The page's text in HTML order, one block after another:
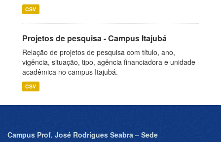
CSV
Projetos de pesquisa - Campus Itajubá
Relação de projetos de pesquisa com título, ano,
vigência, situação, tipo, agência financiadora e unidade
acadêmica no campus Itajubá.
CSV
Campus Prof. José Rodrigues Seabra – Sede